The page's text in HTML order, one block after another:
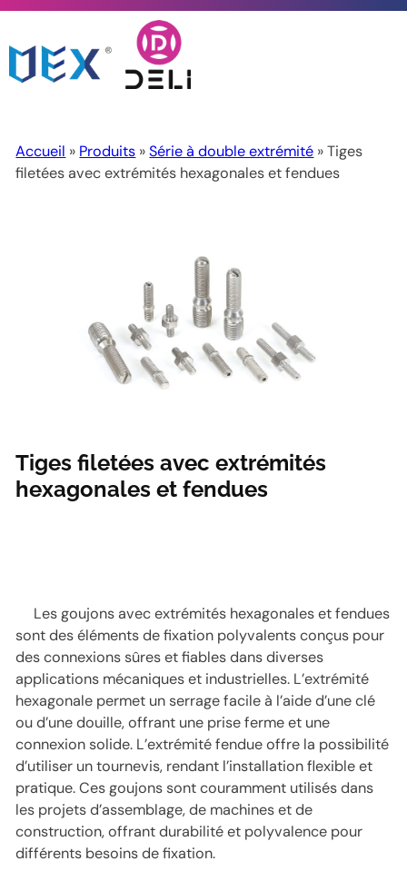
Accueil » Produits »Série à double extrémité » Tiges
filetées avec extrémités hexagonales et fendues
Tiges filetées avec extrémités
hexagonales et fendues
Les goujons avec extrémités hexagonales et fendues
sont des éléments de fixation polyvalents conçus pour
des connexions sûres et fiables dans diverses
applications mécaniques et industrielles. L’extrémité
hexagonale permet un serrage facile à l’aide d’une clé
ou d’une douille, offrant une prise ferme et une
connexion solide. L’extrémité fendue offre la possibilité
d’utiliser un tournevis, rendant l’installation flexible et
pratique. Ces goujons sont couramment utilisés dans
les projets d’assemblage, de machines et de
construction, offrant durabilité et polyvalence pour
différents besoins de fixation.